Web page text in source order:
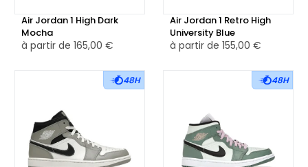
doré, ajoutant un détail subtil et raffiné.
La semelle intermédiaire blanche, en caoutchouc, garantit
confort et amorti, tandis que la semelle extérieure rose
doré en caoutchouc assure une traction optimale tout en
Disponible en version neuve et reconditionnée, la Air
Jordan 1 Retro High Fearless Metallic Rose Gold séduit par sa
Air Jordan 1 High Dark
Mocha
à partir de 165,00 €
Air Jordan 1 Retro High
University Blue
à partir de 155,00 €
48H 48H